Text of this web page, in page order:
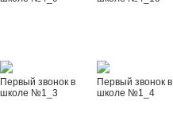
Первый звонок в
школе №1_3
Первый звонок в
школе №1_4